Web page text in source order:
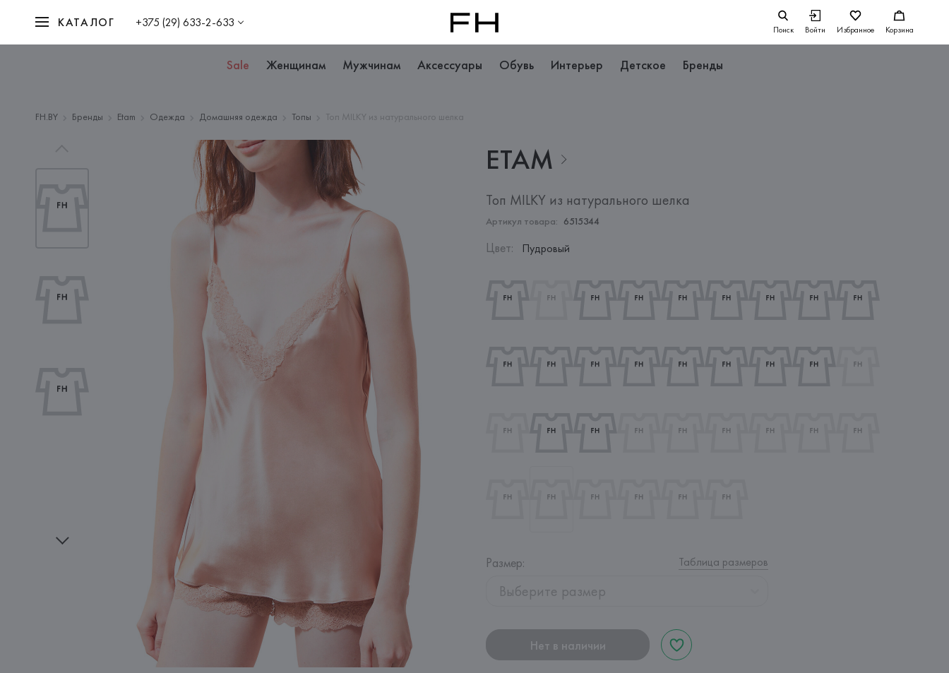
КАТАЛОГ +375 (29) 633-2-633 Поиск Войти Избранное Корзина
Sale Женщинам Мужчинам Аксессуары Обувь Интерьер Детское Бренды
FH.BY Бренды Etam Одежда Домашняя одежда Топы Топ MILKY из натурального шелка
ETAM
Топ MILKY из натурального шелка
Артикул товара: 6515344
Цвет: Пудровый
Размер: Таблица размеров
Выберите размер
Нет в наличии